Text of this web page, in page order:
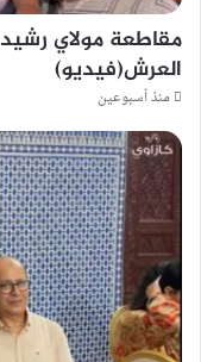
مقاطعة مولاي رشيد
العرش(فيديو)
منذ أسبوعين